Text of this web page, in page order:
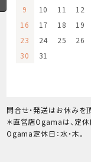
9
10 11 12
16
17 18 19
23
24 25 26
30
31
問合せ・発送はお休みを頂
＊直営店Ogamaは、定休
Ogama定休日：水・木。